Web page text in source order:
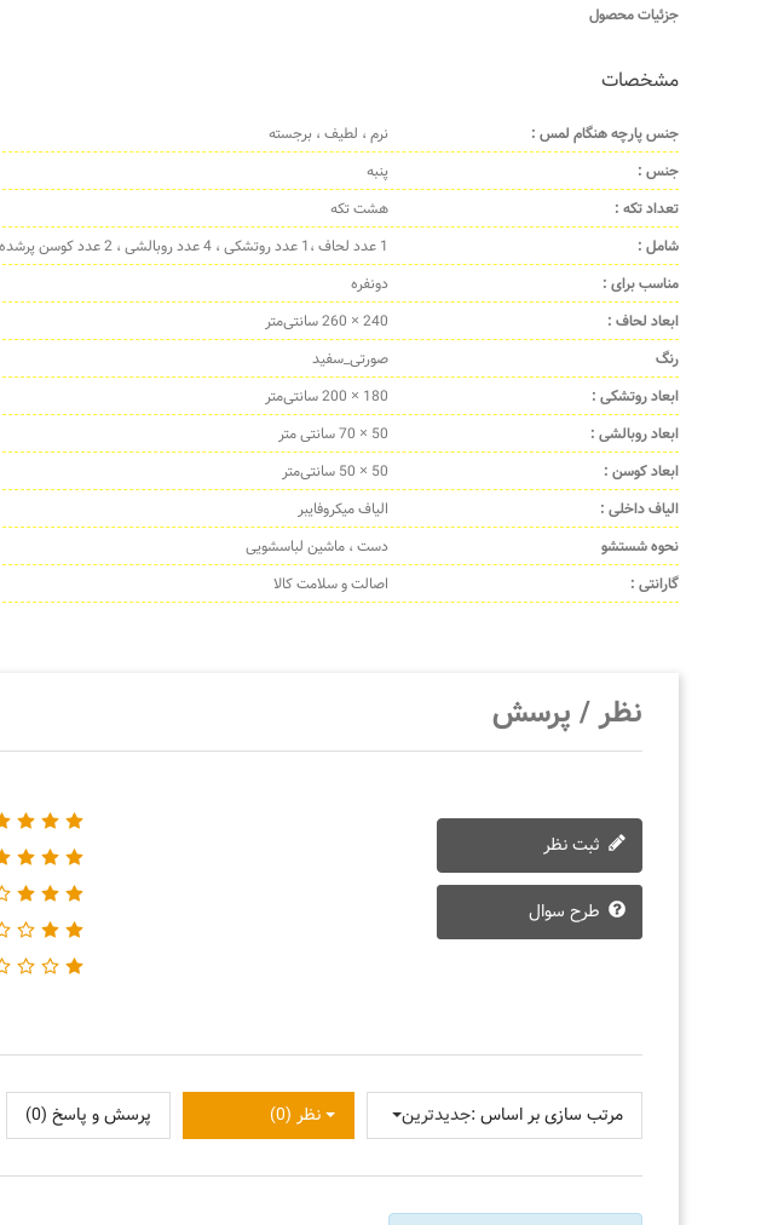
جزئیات محصول
مشخصات
جنس پارچه هنگام لمس :
نرم ، لطیف ، برجسته
جنس :
پنبه
تعداد تکه :
هشت تکه
شامل :
1 عدد لحاف ،1 عدد روتشکی ، 4 عدد روبالشی ، 2 عدد کوسن پرشده
مناسب برای :
دونفره
ابعاد لحاف :
240 × 260 سانتی‌متر
رنگ
صورتی_سفید
ابعاد روتشکی :
180 × 200 سانتی‌متر
ابعاد روبالشی :
50 × 70 سانتی متر
ابعاد کوسن :
50 × 50 سانتی‌متر
الیاف داخلی :
الیاف میکروفایبر
نحوه شستشو
دست ، ماشین لباسشویی
گارانتی :
اصالت و سلامت کالا
نظر / پرسش
ثبت نظر
طرح سوال
نظر (0) پرسش و پاسخ (0) مرتب سازی بر اساس :جدیدترین